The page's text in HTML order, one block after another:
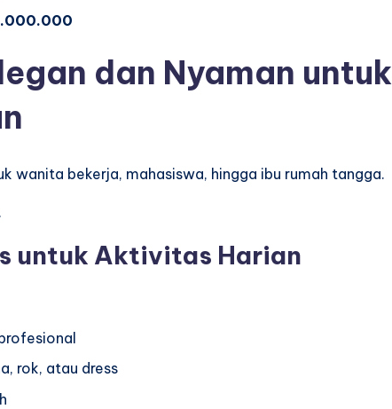
dan Nyaman untuk
wanita bekerja, mahasiswa, hingga ibu rumah tangga.
untuk Aktivitas Harian
rok, atau dress